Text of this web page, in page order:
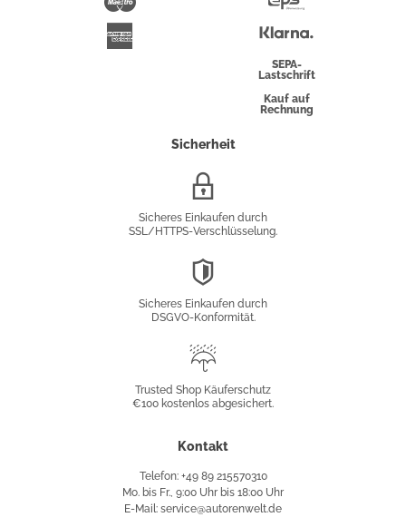
Überweisung
SEPA-
Lastschrift
Kauf auf
Rechnung
Sicherheit
Sicheres Einkaufen durch
SSL/HTTPS-Verschlüsselung.
Sicheres Einkaufen durch
DSGVO-Konformität.
Käuferschutz
Trusted Shop Käuferschutz
€100 kostenlos abgesichert.
Kontakt
Telefon: +49 89 215570310
Mo. bis Fr., 9:00 Uhr bis 18:00 Uhr
E-Mail: service@autorenwelt.de